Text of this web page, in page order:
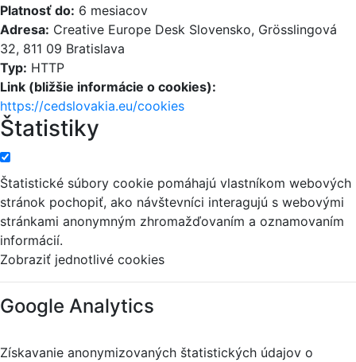
Platnosť do: 6 mesiacov
Adresa: Creative Europe Desk Slovensko, Grösslingová
32, 811 09 Bratislava
Typ: HTTP
Link (bližšie informácie o cookies):
https://cedslovakia.eu/cookies
Štatistiky
Štatistické súbory cookie pomáhajú vlastníkom webových
stránok pochopiť, ako návštevníci interagujú s webovými
stránkami anonymným zhromažďovaním a oznamovaním
informácií.
Zobraziť jednotlivé cookies
Google Analytics
Získavanie anonymizovaných štatistických údajov o